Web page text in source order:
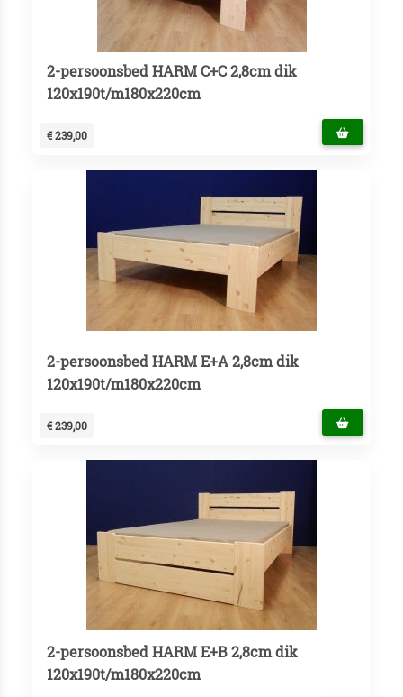
2-persoonsbed HARM C+C 2,8cm dik
120x190t/m180x220cm
€ 239,00
2-persoonsbed HARM E+A 2,8cm dik
120x190t/m180x220cm
€ 239,00
2-persoonsbed HARM E+B 2,8cm dik
120x190t/m180x220cm